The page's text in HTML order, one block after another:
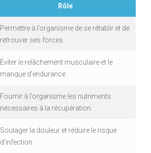
Rôle
Permettre à l’organisme de se rétablir et de
retrouver ses forces
Éviter le relâchement musculaire et le
manque d’endurance
Fournir à l’organisme les nutriments
nécessaires à la récupération
Soulager la douleur et réduire le risque
d’infection